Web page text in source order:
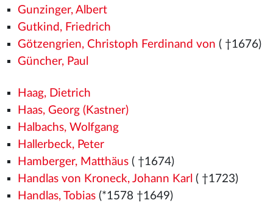
Gunzinger, Albert
Gutkind, Friedrich
Götzengrien, Christoph Ferdinand von ( †1676)
Güncher, Paul
Haag, Dietrich
Haas, Georg (Kastner)
Halbachs, Wolfgang
Hallerbeck, Peter
Hamberger, Matthäus( †1674)
Handlas von Kroneck, Johann Karl ( †1723)
Handlas, Tobias(*1578 †1649)